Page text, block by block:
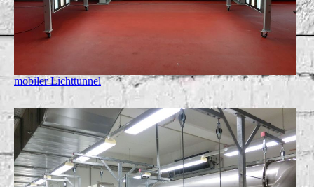
mobiler Lichttunnel